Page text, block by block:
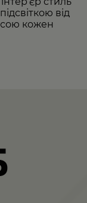
від
кожен